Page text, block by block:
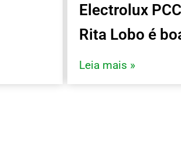
Electrolux
Rita Lobo é
Leia mais »